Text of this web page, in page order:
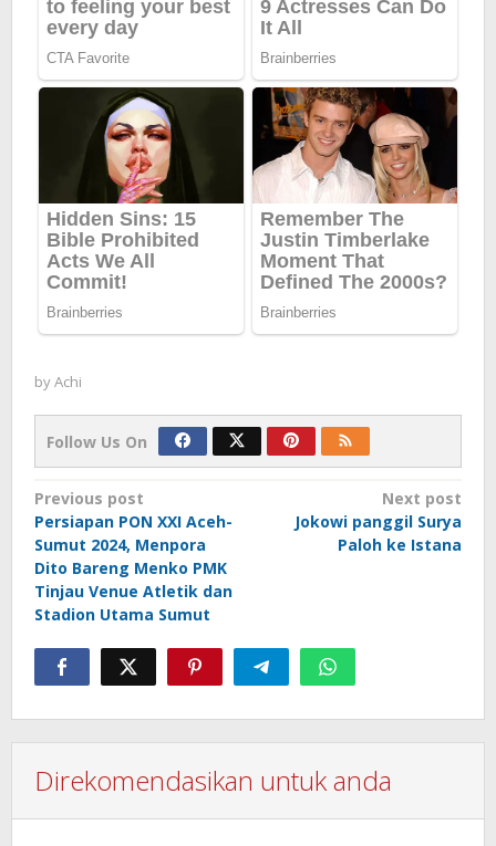
byAchi
Follow Us On
Post
navigation
Previous post
Persiapan PON XXI Aceh-
Sumut 2024, Menpora
Dito Bareng Menko PMK
Tinjau Venue Atletik dan
Stadion Utama Sumut
Next post
Jokowi panggil Surya
Paloh ke Istana
Direkomendasikan untuk anda